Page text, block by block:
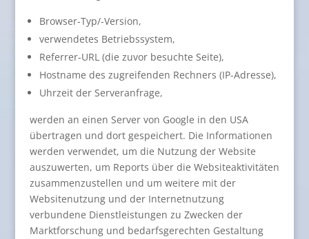
Browser-Typ/-Version,
verwendetes Betriebssystem,
Referrer-URL (die zuvor besuchte Seite),
Hostname des zugreifenden Rechners (IP-Adresse),
Uhrzeit der Serveranfrage,
werden an einen Server von Google in den USA
übertragen und dort gespeichert. Die Informationen
werden verwendet, um die Nutzung der Website
auszuwerten, um Reports über die Websiteaktivitäten
zusammenzustellen und um weitere mit der
Websitenutzung und der Internetnutzung
verbundene Dienstleistungen zu Zwecken der
Marktforschung und bedarfsgerechten Gestaltung